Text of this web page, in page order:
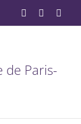
YouTubeFacebook
de Paris-